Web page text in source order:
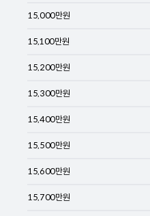
15,000만원
15,100만원
15,200만원
15,300만원
15,400만원
15,500만원
15,600만원
15,700만원